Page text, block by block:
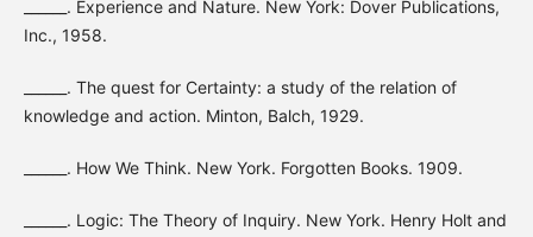
______. Experience and Nature. New York: Dover Publications,
Inc., 1958.
______. The quest for Certainty: a study of the relation of
knowledge and action. Minton, Balch, 1929.
______. How We Think. New York. Forgotten Books. 1909.
______. Logic: The Theory of Inquiry. New York. Henry Holt and